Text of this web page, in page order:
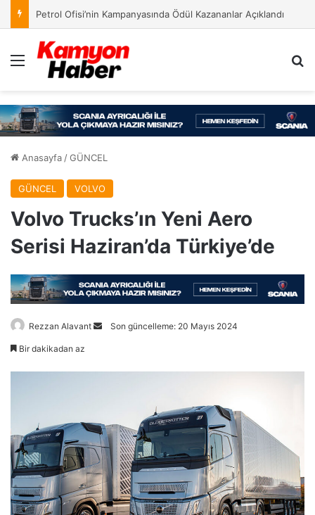
Petrol Ofisi’nin Kampanyasında Ödül Kazananlar Açıklandı
Menü
Anasayfa /GÜNCEL
GÜNCEL VOLVO
Volvo Trucks’ın Yeni Aero
Serisi Haziran’da Türkiye’de
Rezzan Alavant
BirSon güncelleme: 20 Mayıs 2024
Bir dakikadan az